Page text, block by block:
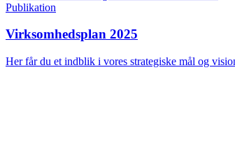
Publikation
Virksomhedsplan 2025
Her får du et indblik i vores strategiske mål og